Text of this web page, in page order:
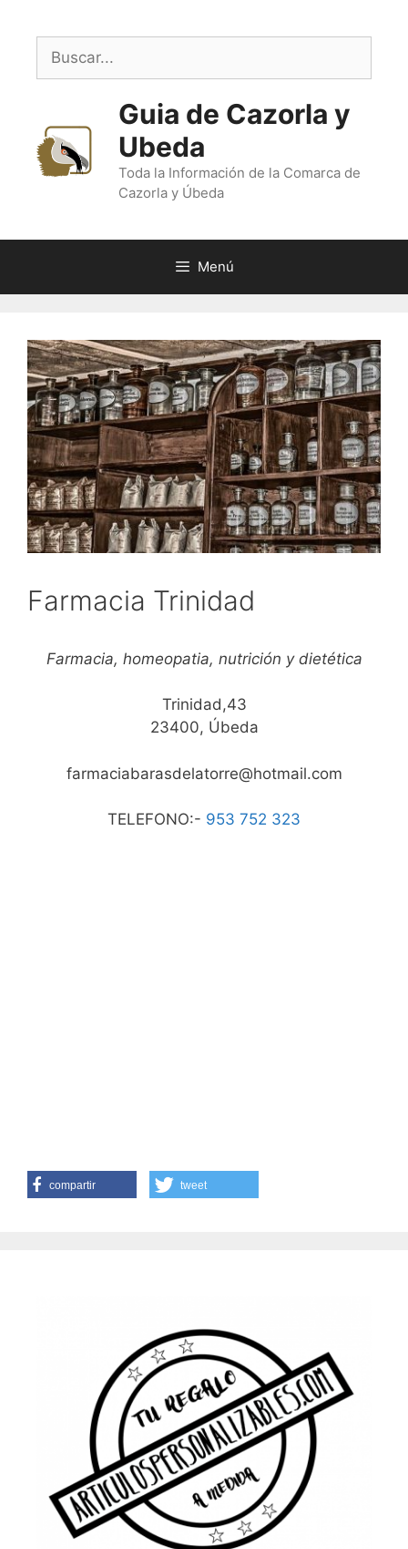
contenido
Buscar:
Guia de Cazorla y
Ubeda
Toda la Información de la Comarca de
Cazorla y Úbeda
Menú
Farmacia Trinidad
Farmacia, homeopatia, nutrición y dietética
Trinidad,43
23400, Úbeda
farmaciabarasdelatorre@hotmail.com
TELEFONO:- 953 752 323
compartir tweet